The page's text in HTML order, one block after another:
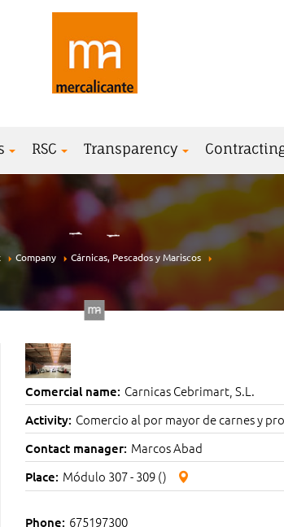
RSC Transparency
Company Cárnicas, Pescados y Mariscos
Comercial name: Carnicas Cebrimart, S.L.
Activity: Comercio al por mayor de carnes y
Contact manager: Marcos Abad
Place: Módulo 307 - 309 ()
Phone: 675197300